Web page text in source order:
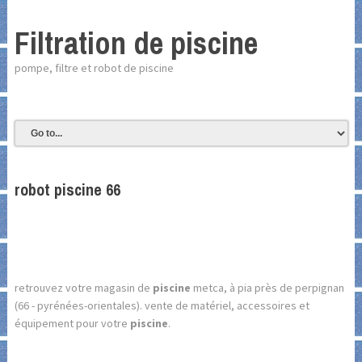
Filtration de piscine
pompe, filtre et robot de piscine
robot piscine 66
retrouvez votre magasin de piscine metca, à pia près de perpignan
(66 - pyrénées-orientales). vente de matériel, accessoires et
équipement pour votre piscine.